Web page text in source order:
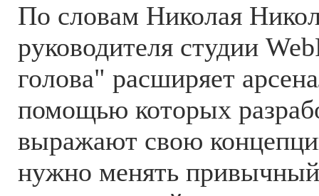
По словам Николая
руководителя студии
голова" расширяет
помощью которых
выражают свою
нужно менять